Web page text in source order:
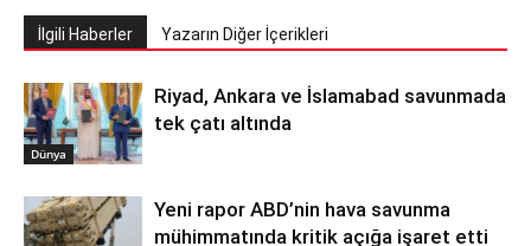
İlgili Haberler Yazarın Diğer İçerikleri
Dünya
Riyad, Ankara ve İslamabad savunmada
tek çatı altında
Yeni rapor ABD’nin hava savunma
mühimmatında kritik açığa işaret etti